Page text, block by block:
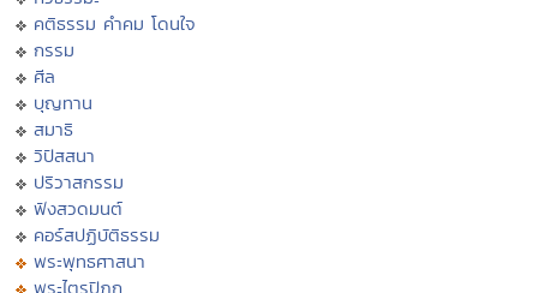
คติธรรม คำคม โดนใจ
กรรม
ศีล
บุญทาน
สมาธิ
วิปัสสนา
ปริวาสกรรม
ฟังสวดมนต์
คอร์สปฏิบัติธรรม
พระพุทธศาสนา
พระไตรปิฏก